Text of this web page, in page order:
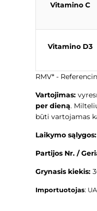
Vitamino C
Vitamino D3
RMV* -
Vartojimas:
per dieną.
būti vartojamas
Laikymo sąlygos:
Partijos Nr. /
Grynasis kiekis:
Importuotojas: